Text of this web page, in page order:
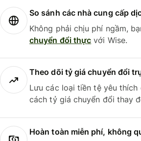
So sánh các nhà cung cấp
Không phải chịu phí ngầm,
chuyển đổi thực với Wise.
Theo dõi tỷ giá chuyển đổi
Lưu các loại tiền tệ yêu thích
cách tỷ giá chuyển đổi thay
Hoàn toàn miễn phí, không